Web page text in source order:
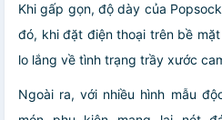
Khi gấp gọn, độ dày của
đó, khi đặt điện thoại trên bề
lo lắng về tình trạng trầy xước
Ngoài ra, với nhiều hình mẫu